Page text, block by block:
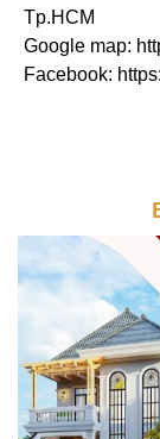
Tp.HCM
Google map:
Facebook: